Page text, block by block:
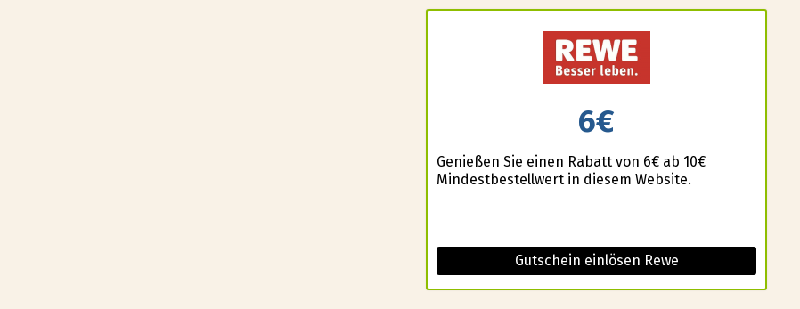
6€
Genießen Sie einen Rabatt von 6€ ab 10€
Mindestbestellwert in diesem Website.
Gutschein einlösen Rewe